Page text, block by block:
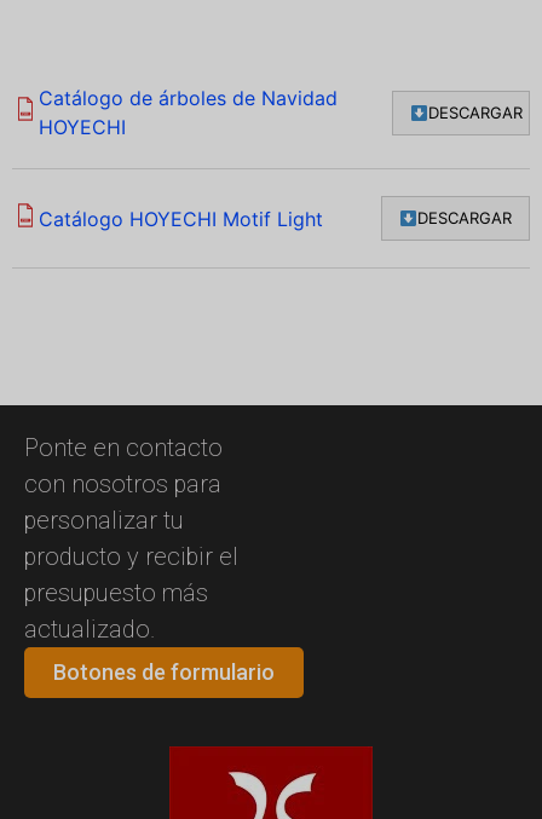
PDF
Catálogo de árboles de Navidad
HOYECHI
DESCARGAR
PDF Catálogo HOYECHI Motif Light DESCARGAR
Ponte en contacto
con nosotros para
personalizar tu
producto y recibir el
presupuesto más
actualizado.
Botones de formulario